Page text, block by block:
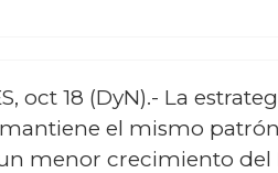
oct 18 (DyN).- La
el mismo
menor crecimiento del